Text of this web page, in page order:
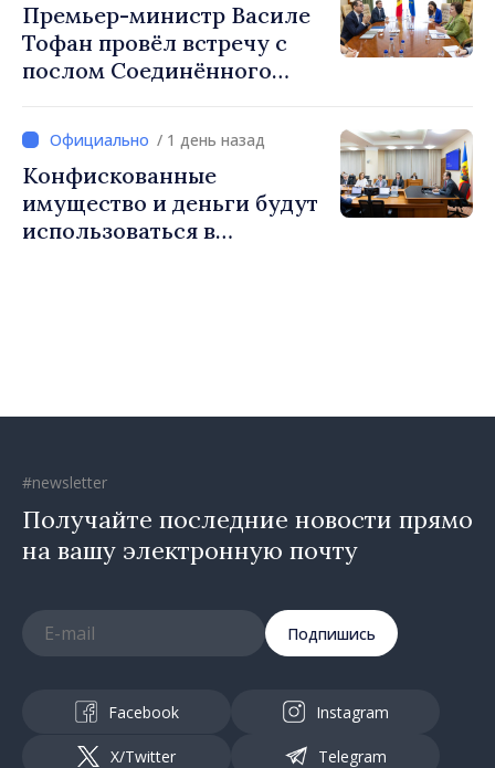
Премьер-министр Василе
Тофан провёл встречу с
послом Соединённого
Великобритании и
Северной Ирландии Ферн
Хорин
/ 1 день назад
Конфискованные
имущество и деньги будут
использоваться в
#newsletter
Получайте последние новости прямо
на вашу электронную почту
Подпишись
Facebook Instagram
X/Twitter Telegram